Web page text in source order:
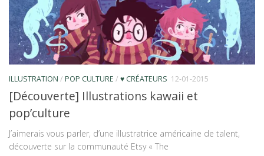
ILLUSTRATION / POP CULTURE / ♥ CRÉATEURS 12-01-2015
[Découverte] Illustrations kawaii et
pop’culture
J’aimerais vous parler, d’une illustratrice américaine de talent,
découverte sur la communauté Etsy « The